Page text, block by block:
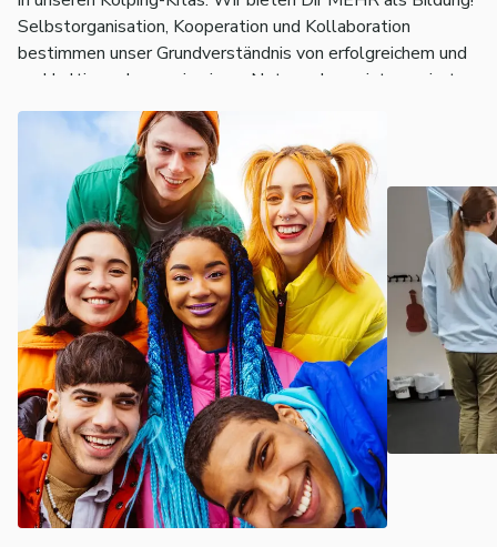
Selbstorganisation, Kooperation und Kollaboration
bestimmen unser Grundverständnis von erfolgreichem und
nachhaltigem Lernen in einem Netzwerk von interessierten
und weltoffenen Menschen. Unsere Schülerinnen und
Schüler werden zu einem aktiven Konstrukteur ihrer
eigenen Lernprozesse in einem konkreten sozialen
Kontext. Unser lösungs- und entscheidungsorientierter
Unterricht bietet neben einem hohen Praxisbezug eine
enorme Methodenvielfalt und ausgewählte Elemente des
e-Learnings.
Unser Ausbildungsangebot für Dich:
➤ 1 BK Sozialpädagogik
➤ 2 BK Sozialpädagogik
➤ 3 BK Sozialpädagogik (PIA)
➤ 2 BFS für sozialpädagogische Assistenz
➤ 3 BFS für sozialpädagogische Assistenz
➤ Erzieher/in für Jugend- und Heimerziehung
Unser Hochschulangebot:
➤ Soziale Arbeit B. A.
Gerne stehen wir Dir für eine individuelle Beratungen per